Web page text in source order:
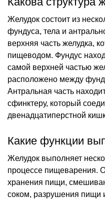
Желудок состоит из
фундуса, тела и
верхняя часть желудка,
пищеводом. Фундус
самой верхней частью
расположено между
Антральная часть
сфинктеру, который
двенадцатиперстной
Какие функции
Желудок выполняет
процессе пищеварения.
хранения пищи,
соком, разрушения пищи